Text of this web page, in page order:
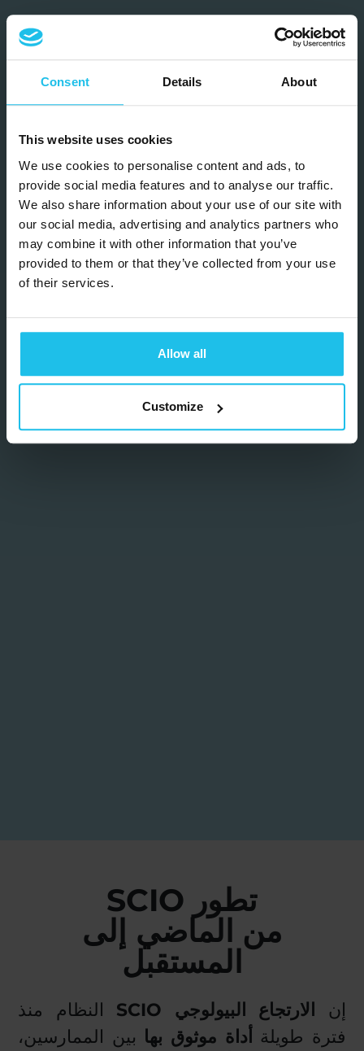
Consent Details About
This website uses cookies
We use cookies to personalise content and ads, to
provide social media features and to analyse our traffic.
We also share information about your use of our site with
our social media, advertising and analytics partners who
may combine it with other information that you’ve
provided to them or that they’ve collected from your use
of their services.
Allow all
Customize
تطور SCIO
من الماضي إلى
المستقبل
إن الارتجاع البيولوجي SCIO
النظام منذ
فترة طويلة أداة موثوق بها بين الممارسين،